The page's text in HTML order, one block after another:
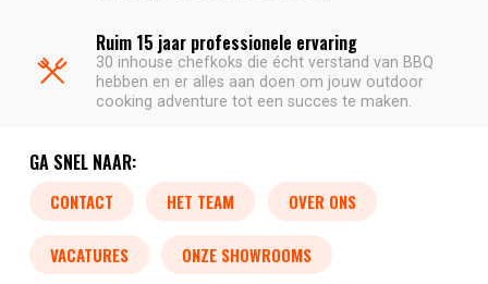
Ruim 15 jaar professionele ervaring
30 inhouse chefkoks die écht verstand van BBQ
hebben en er alles aan doen om jouw outdoor
cooking adventure tot een succes te maken.
GA SNEL NAAR:
CONTACT HET TEAM OVER ONS
VACATURES ONZE SHOWROOMS